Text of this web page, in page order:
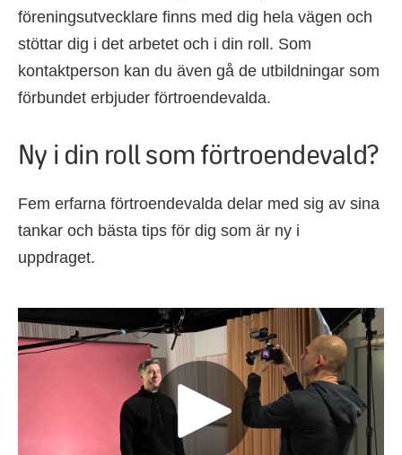
föreningsutvecklare finns med dig hela vägen och
stöttar dig i det arbetet och i din roll. Som
kontaktperson kan du även gå de utbildningar som
förbundet erbjuder förtroendevalda.
Ny i din roll som förtroendevald?
Fem erfarna förtroendevalda delar med sig av sina
tankar och bästa tips för dig som är ny i
uppdraget.